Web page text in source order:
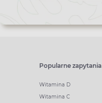
Popularne zapytania
Witamina D
Witamina C